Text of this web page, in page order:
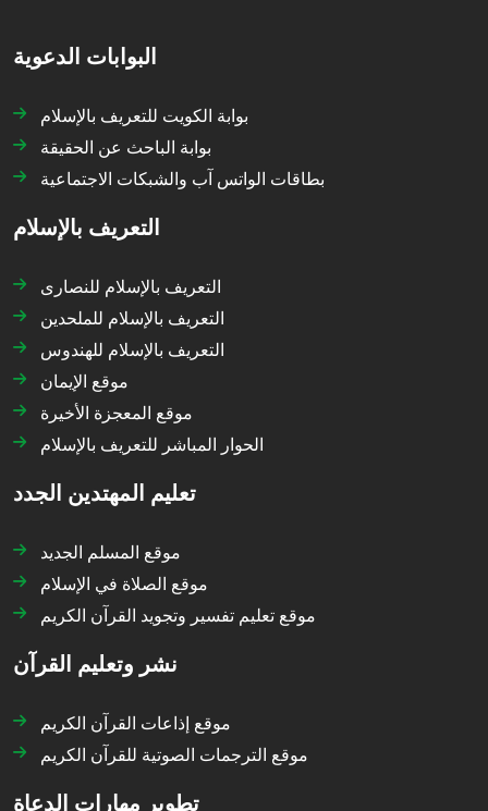
البوابات الدعوية
بوابة الكويت للتعريف بالإسلام
بوابة الباحث عن الحقيقة
بطاقات الواتس آب والشبكات الاجتماعية
التعريف بالإسلام
التعريف بالإسلام للنصارى
التعريف بالإسلام للملحدين
التعريف بالإسلام للهندوس
موقع الإيمان
موقع المعجزة الأخيرة
الحوار المباشر للتعريف بالإسلام
تعليم المهتدين الجدد
موقع المسلم الجديد
موقع الصلاة في الإسلام
موقع تعليم تفسير وتجويد القرآن الكريم
نشر وتعليم القرآن
موقع إذاعات القرآن الكريم
موقع الترجمات الصوتية للقرآن الكريم
تطوير مهارات الدعاة